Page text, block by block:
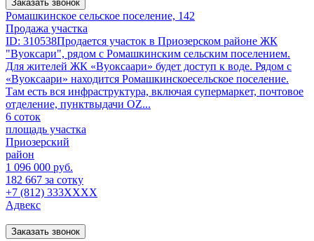
Заказать звонок
Ромашкинское сельское поселение, 142
Продажа участка
ID: 310538Продается участок в Приозерском районе ЖК
"Вуоксари", рядом с Ромашкинским сельским поселением.
Для жителей ЖК «Вуоксаари» будет доступ к воде. Рядом с
«Вуоксаари» находится Ромашкинскоесельское поселение.
Там есть вся инфраструктура, включая супермаркет, почтовое
отделение, пунктвыдачи OZ...
6 соток
площадь участка
Приозерский
район
1 096 000 руб.
182 667 за сотку
+7 (812) 333XXXX
Адвекс
Заказать звонок